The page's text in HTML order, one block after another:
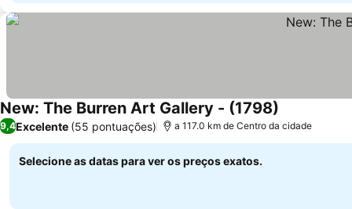
New: The Burren Art Gallery - (1798)
9,4Excelente (55 pontuações) a 117.0 km de Centro da cidade
Selecione as datas para ver os preços exatos.